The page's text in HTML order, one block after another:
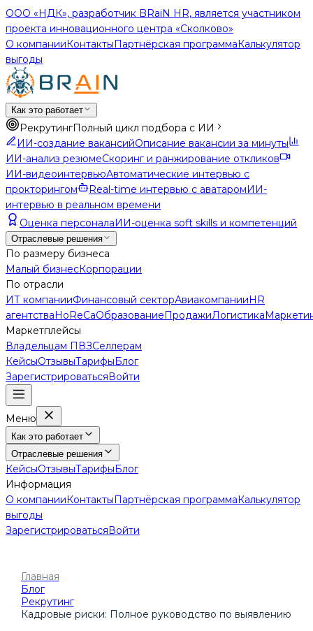
ООО «НДК», разработчик BRaiN HR, является участником
проекта инновационного центра «Сколково»
О компанииКонтактыПартнёрская программаКалькулятор
выгоды
Как это работает
РекрутингПолный цикл подбора с ИИ
ИИ-создание вакансийОписание вакансии за минуты
ИИ-анализ резюмеСкоринг и ранжирование откликов
ИИ-видеоинтервьюАвтоматические интервью с
прокторингом
Real-time интервью с аватаромИИ-
интервью в реальном времени
Оценка персоналаИИ-оценка soft skills и компетенций
Отраслевые решения
По размеру бизнеса
Малый бизнесКорпорации
По отрасли
ИТ компанииФинансовый секторАвиакомпанииHR
агентстваHoReCaОбразованиеПродажиЛогистика
Маркетплейсы
Владельцам ПВЗСеллерам
КейсыОтзывыТарифыБлог
ЗарегистрироватьсяВойти
Меню
Как это работает
Отраслевые решения
КейсыОтзывыТарифыБлог
Информация
О компанииКонтактыПартнёрская программаКалькулятор
выгоды
ЗарегистрироватьсяВойти
Главная
Блог
Рекрутинг
Кадровые риски: Полное руководство по выявлению,